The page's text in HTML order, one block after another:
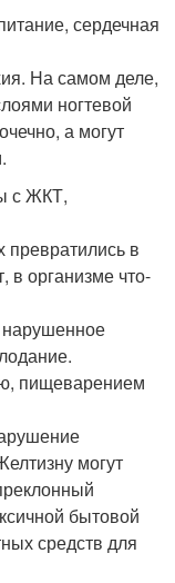
сердечная
На самом деле,
ногтевой
а могут
с ЖКТ,
превратились в
организме что-
нарушенное
пищеварением
могут
бытовой
средств для